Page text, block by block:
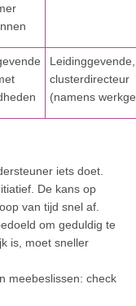
Leidinggevende,
clusterdirecteur
(namens
iets doet.
De kans op
van tijd snel af.
om geduldig te
is, moet sneller
meebeslissen: check